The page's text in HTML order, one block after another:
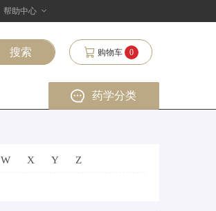
帮助中心
购物车 0
药学分类
W X Y Z